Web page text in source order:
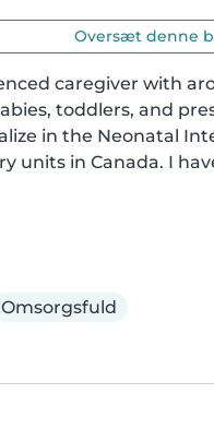
Oversæt denne
caregiver with
toddlers, and
in the Neonatal
units in Canada. I
Omsorgsfuld